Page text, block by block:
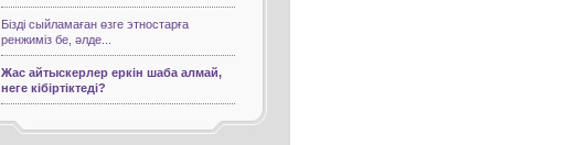
Бізді сыйламаған өзге этностарға
ренжиміз бе, әлде...
Жас айтыскерлер еркін шаба алмай,
неге кібіртіктеді?